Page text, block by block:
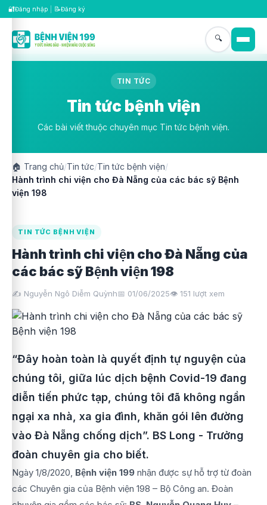
🔐Đăng nhập 📝Đăng ký
🔍
TIN TỨC
Tin tức bệnh viện
Các bài viết thuộc chuyên mục Tin tức bệnh viện.
🏠 Trang chủ/Tin tức/Tin tức bệnh viện/
Hành trình chi viện cho Đà Nẵng của các bác sỹ Bệnh
viện 198
TIN TỨC BỆNH VIỆN
Hành trình chi viện cho Đà Nẵng của
các bác sỹ Bệnh viện 198
✍️ Nguyễn Ngô Diễm Quỳnh📅 01/06/2025👁️ 151 lượt xem
“Đây hoàn toàn là quyết định tự nguyện của
chúng tôi, giữa lúc dịch bệnh Covid-19 đang
diễn tiến phức tạp, chúng tôi đã không ngần
ngại xa nhà, xa gia đình, khăn gói lên đường
vào Đà Nẵng chống dịch”. BS Long - Trưởng
đoàn chuyên gia cho biết.
Ngày 1/8/2020, Bệnh viện 199 nhận được sự hỗ trợ từ đoàn
các Chuyên gia của Bệnh viện 198 – Bộ Công an. Đoàn